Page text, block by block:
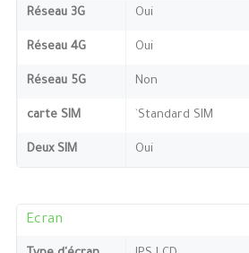
Réseau 3G Oui
Réseau 4G Oui
Réseau 5G Non
carte SIM `Standard SIM
Deux SIM Oui
Ecran